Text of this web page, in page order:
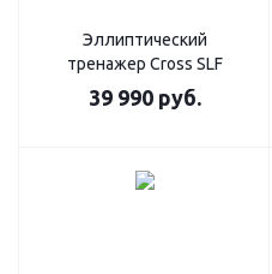
Эллиптический
тренажер Cross SLF
39 990руб.